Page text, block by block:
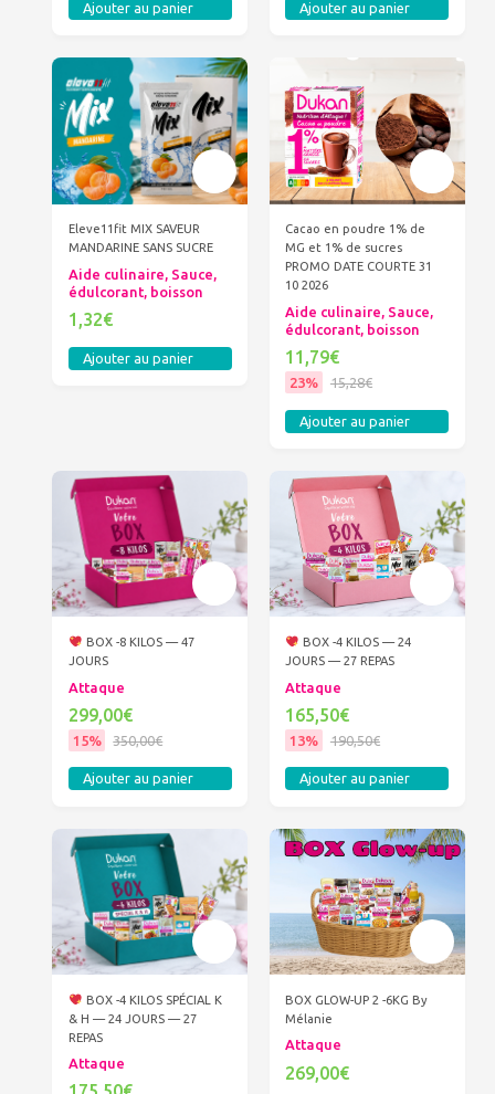
Ajouter au panier Ajouter au panier
Eleve11fit MIX SAVEUR
MANDARINE SANS SUCRE
Aide culinaire, Sauce,
édulcorant, boisson
1,32€
Ajouter au panier
Cacao en poudre 1% de
MG et 1% de sucres
PROMO DATE COURTE 31
10 2026
Aide culinaire, Sauce,
édulcorant, boisson
11,79€
23% 15,28€
Ajouter au panier
BOX -8 KILOS — 47
JOURS
Attaque
299,00€
15% 350,00€
Ajouter au panier
BOX -4 KILOS — 24
JOURS — 27 REPAS
Attaque
165,50€
13% 190,50€
Ajouter au panier
BOX -4 KILOS SPÉCIAL K
& H — 24 JOURS — 27
REPAS
Attaque
BOX GLOW-UP 2 -6KG By
Mélanie
Attaque
269,00€